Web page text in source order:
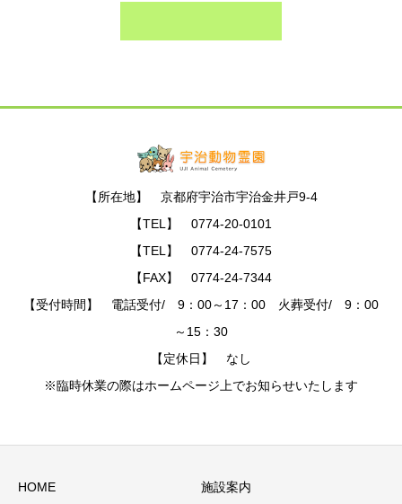
【所在地】 京都府宇治市宇治金井戸9-4
【TEL】 0774-20-0101
【TEL】 0774-24-7575
【FAX】 0774-24-7344
【受付時間】 電話受付/ 9：00～17：00 火葬受付/ 9：00
～15：30
【定休日】 なし
※臨時休業の際はホームページ上でお知らせいたします
HOME 施設案内